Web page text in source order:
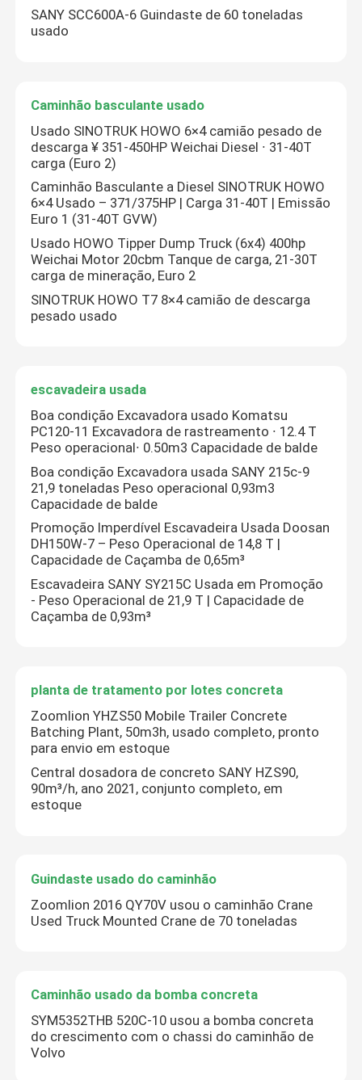
Ligaremos para você em breve!
SANY SCC600A-6 Guindaste de 60 toneladas
usado
Caminhão basculante usado
Usado SINOTRUK HOWO 6×4 camião pesado de
descarga ¥ 351-450HP Weichai Diesel ∙ 31-40T
carga (Euro 2)
Caminhão Basculante a Diesel SINOTRUK HOWO
6×4 Usado – 371/375HP | Carga 31-40T | Emissão
Euro 1 (31-40T GVW)
Usado HOWO Tipper Dump Truck (6x4) 400hp
Weichai Motor 20cbm Tanque de carga, 21-30T
carga de mineração, Euro 2
SINOTRUK HOWO T7 8×4 camião de descarga
pesado usado
escavadeira usada
Boa condição Excavadora usado Komatsu
PC120‐11 Excavadora de rastreamento ∙ 12.4 T
Peso operacional∙ 0.50m3 Capacidade de balde
Boa condição Excavadora usada SANY 215c-9
21,9 toneladas Peso operacional 0,93m3
Capacidade de balde
Promoção Imperdível Escavadeira Usada Doosan
DH150W-7 – Peso Operacional de 14,8 T |
Capacidade de Caçamba de 0,65m³
Escavadeira SANY SY215C Usada em Promoção
- Peso Operacional de 21,9 T | Capacidade de
Caçamba de 0,93m³
planta de tratamento por lotes concreta
Zoomlion YHZS50 Mobile Trailer Concrete
Batching Plant, 50m3h, usado completo, pronto
para envio em estoque
Central dosadora de concreto SANY HZS90,
90m³/h, ano 2021, conjunto completo, em
estoque
Guindaste usado do caminhão
Zoomlion 2016 QY70V usou o caminhão Crane
Used Truck Mounted Crane de 70 toneladas
Caminhão usado da bomba concreta
SYM5352THB 520C-10 usou a bomba concreta
do crescimento com o chassi do caminhão de
Volvo